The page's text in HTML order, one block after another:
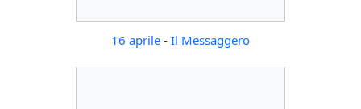
16 aprile - Il Messaggero